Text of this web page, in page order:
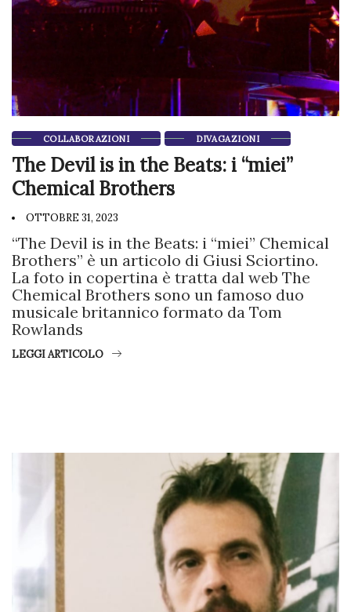
COLLABORAZIONI DIVAGAZIONI
The Devil is in the Beats: i “miei”
Chemical Brothers
OTTOBRE 31, 2023
“The Devil is in the Beats: i “miei” Chemical
Brothers” è un articolo di Giusi Sciortino.
La foto in copertina è tratta dal web The
Chemical Brothers sono un famoso duo
musicale britannico formato da Tom
Rowlands
LEGGI ARTICOLO